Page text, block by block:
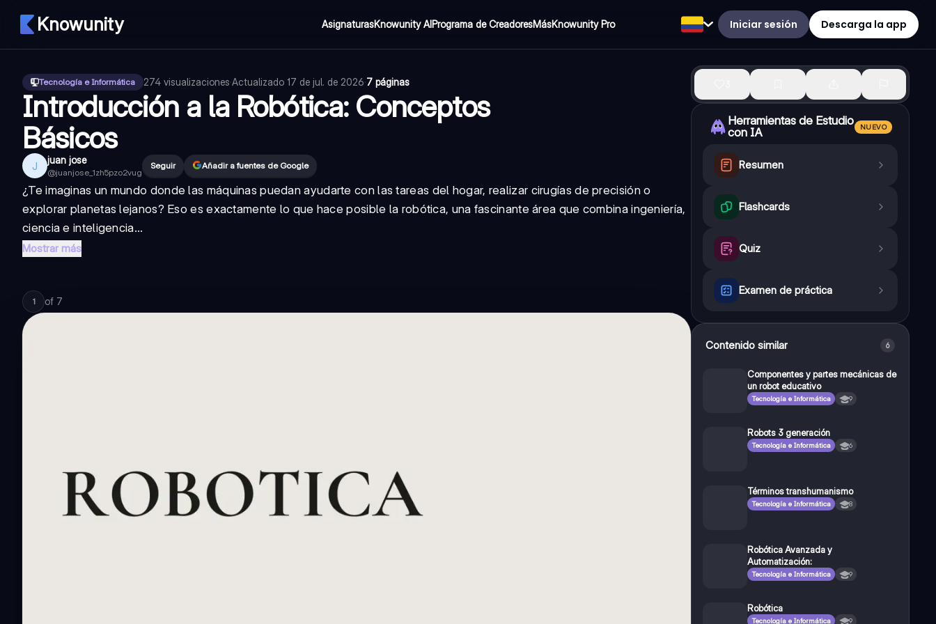
Knowunity AsignaturasKnowunity AIPrograma de CreadoresMásKnowunity Pro Iniciar sesión Descarga la app
Tecnología e Informática 274 visualizaciones·Actualizado 17 de jul. de 2026·7 páginas
Introducción a la Robótica: Conceptos
Básicos
J juan jose
@juanjose_1zh5pzo2vug
Seguir Añadir a fuentes de Google
¿Te imaginas un mundo donde las máquinas puedan ayudarte con las tareas del hogar, realizar cirugías de precisión o
explorar planetas lejanos? Eso es exactamente lo que hace posible la robótica, una fascinante área que combina ingeniería,
ciencia e inteligencia...
Mostrar más
1 of 7
Herramientas de Estudio
con IA
NUEVO
Resumen
Flashcards
Quiz
Examen de práctica
Contenido similar 6
Componentes y partes mecánicas de
un robot educativo
Tecnología e Informática 9
Robots 3 generación
Tecnología e Informática 6
Términos transhumanismo
Tecnología e Informática 8
Robótica Avanzada y
Automatización:
Tecnología e Informática 9
Robótica
Tecnología e Informática 9